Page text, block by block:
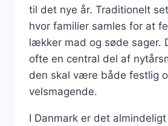
til det nye år. Traditionelt
hvor familier samles for at
lækker mad og søde sager.
ofte en central del af
den skal være både festlig
velsmagende.
I Danmark er det